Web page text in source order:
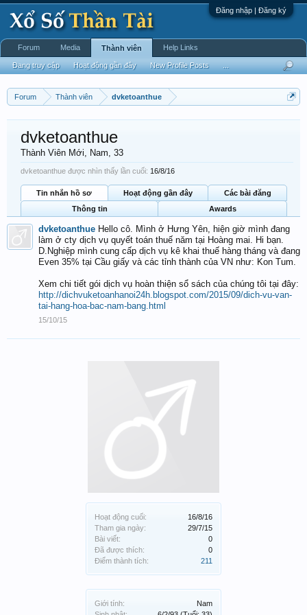
Đăng nhập | Đăng ký
Forum Thành viên dvketoanthue
Hoạt động cuối:
16/8/16
Tham gia ngày:
29/7/15
Bài viết:
0
Đã được thích:
0
Điểm thành tích:
211
Giới tính:
Nam
dvketoanthue
Thành Viên Mới, Nam, 33
dvketoanthue được nhìn thấy lần cuối: 16/8/16
Tin nhắn hồ sơ Hoạt động gần đây
Các bài đăng
Thông tin
Awards
dvketoanthue Hello cô. Mình ở Hưng Yên, hiện giờ mình đang
làm ở cty dịch vụ quyết toán thuế năm tại Hoàng mai. Hi bạn.
D.Nghiệp mình cung cấp dịch vụ kê khai thuế hàng tháng và đang
Even 35% tại Cầu giấy và các tỉnh thành của VN như: Kon Tum.
Xem chi tiết gói dịch vụ hoàn thiện sổ sách của chúng tôi tại đây:
http://dichvuketoanhanoi24h.blogspot.com/2015/09/dich-vu-van-
tai-hang-hoa-bac-nam-bang.html
15/10/15
Forum Media Thành viên
Đang truy cập Hoạt động gần đây New Profile Posts
Help Links